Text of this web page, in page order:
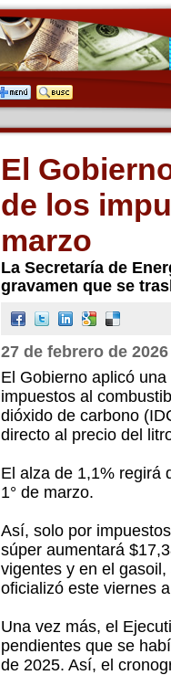
El
de los
marzo
La Secretaría de
gravamen que se
27 de febrero de 2026
El Gobierno aplicó
impuestos al
dióxido de carbono
directo al precio del
El alza de 1,1% regirá
1° de marzo.
Así, solo por
súper aumentará
vigentes y en el
oficializó este viernes
Una vez más, el
pendientes que se
de 2025. Así, el